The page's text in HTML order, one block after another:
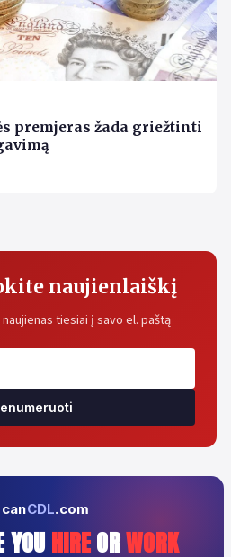
premjeras žada griežtinti
naujienlaiškį
tiesiai į savo el. paštą
CDL.com
YOUHIREORWORK